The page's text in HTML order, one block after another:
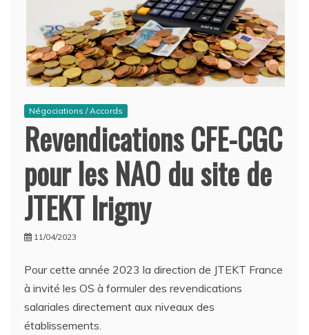
Négociations / Accords
Revendications CFE-CGC
pour les NAO du site de
JTEKT Irigny
11/04/2023
Pour cette année 2023 la direction de JTEKT France
à invité les OS à formuler des revendications
salariales directement aux niveaux des
établissements.